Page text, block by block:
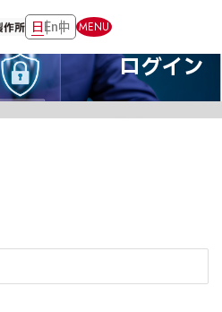
日En中 MENU
ログイン